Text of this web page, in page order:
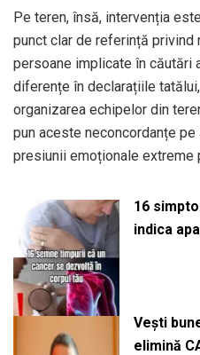
Pe teren, însă, intervenția
punct clar de referință privind
persoane implicate în căutări
diferențe în declarațiile
organizarea echipelor din
pun aceste neconcordanțe
presiunii emoționale extreme
16
indica
Vești
elimină